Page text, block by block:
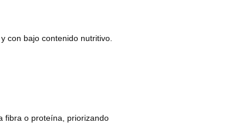
con bajo contenido nutritivo.
fibra o proteína, priorizando